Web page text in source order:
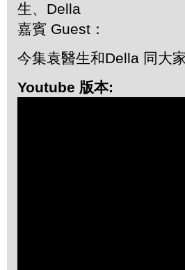
生、Della
嘉賓 Guest：
今集袁醫生和Della 同大
Youtube 版本: